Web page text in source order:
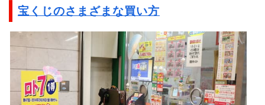
宝くじのさまざまな買い方